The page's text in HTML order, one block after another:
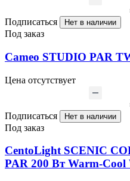
Подписаться Нет в наличии
Под заказ
Cameo STUDIO PAR
Цена отсутствует
Подписаться Нет в наличии
Под заказ
CentoLight SCENIC
PAR 200 Вт Warm-Cool